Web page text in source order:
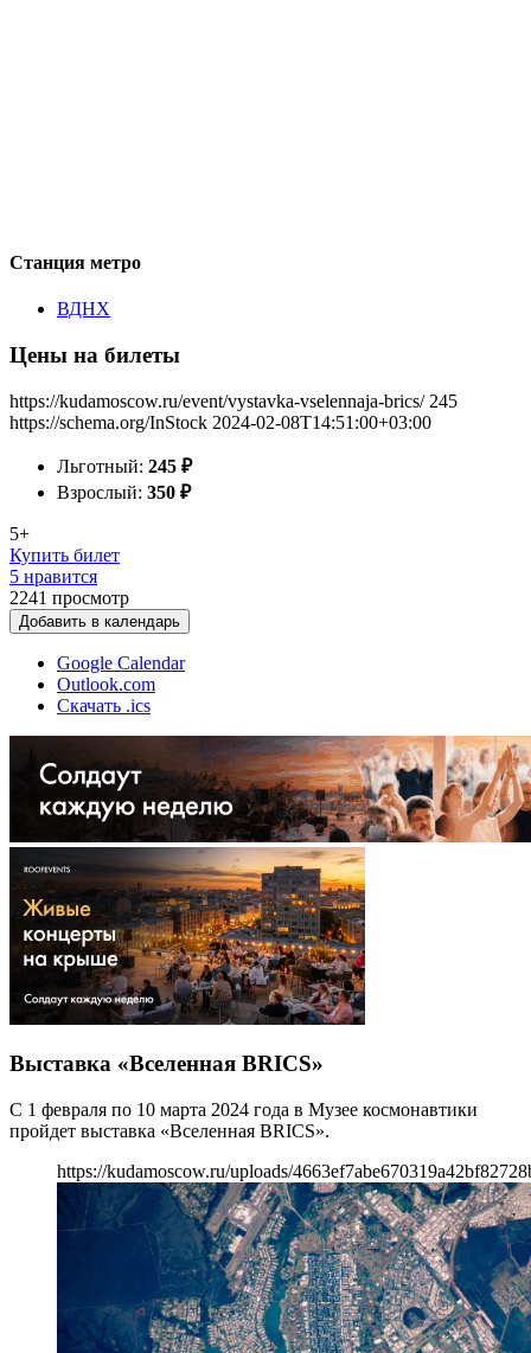
Станция метро
ВДНХ
Цены на билеты
https://kudamoscow.ru/event/vystavka-vselennaja-brics/ 245
https://schema.org/InStock 2024-02-08T14:51:00+03:00
Льготный: 245 ₽
Взрослый: 350 ₽
5+
Купить билет
5 нравится
2241 просмотр
Добавить в календарь
Google Calendar
Outlook.com
Скачать .ics
Выставка «Вселенная BRICS»
С 1 февраля по 10 марта 2024 года в Музее космонавтики
пройдет выставка «Вселенная BRICS».
https://kudamoscow.ru/uploads/